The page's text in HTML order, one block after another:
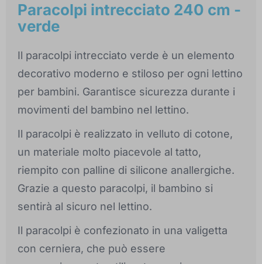
Paracolpi intrecciato 240 cm -
verde
Il paracolpi intrecciato verde è un elemento
decorativo moderno e stiloso per ogni lettino
per bambini. Garantisce sicurezza durante i
movimenti del bambino nel lettino.
Il paracolpi è realizzato in velluto di cotone,
un materiale molto piacevole al tatto,
riempito con palline di silicone anallergiche.
Grazie a questo paracolpi, il bambino si
sentirà al sicuro nel lettino.
Il paracolpi è confezionato in una valigetta
con cerniera, che può essere